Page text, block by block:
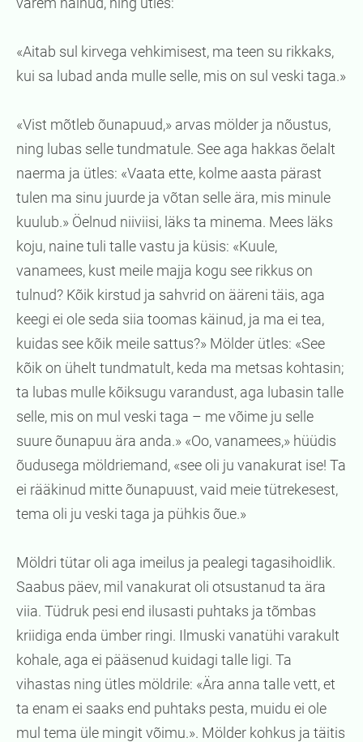
«Aitab sul kirvega vehkimisest, ma teen su rikkaks,
kui sa lubad anda mulle selle, mis on sul veski taga.»
«Vist mõtleb õunapuud,» arvas mölder ja nõustus,
ning lubas selle tundmatule. See aga hakkas õelalt
naerma ja ütles: «Vaata ette, kolme aasta pärast
tulen ma sinu juurde ja võtan selle ära, mis minule
kuulub.» Öelnud niiviisi, läks ta minema. Mees läks
koju, naine tuli talle vastu ja küsis: «Kuule,
vanamees, kust meile majja kogu see rikkus on
tulnud? Kõik kirstud ja sahvrid on ääreni täis, aga
keegi ei ole seda siia toomas käinud, ja ma ei tea,
kuidas see kõik meile sattus?» Mölder ütles: «See
kõik on ühelt tundmatult, keda ma metsas kohtasin;
ta lubas mulle kõiksugu varandust, aga lubasin talle
selle, mis on mul veski taga – me võime ju selle
suure õunapuu ära anda.» «Oo, vanamees,» hüüdis
õudusega möldriemand, «see oli ju vanakurat ise! Ta
ei rääkinud mitte õunapuust, vaid meie tütrekesest,
tema oli ju veski taga ja pühkis õue.»
Möldri tütar oli aga imeilus ja pealegi tagasihoidlik.
Saabus päev, mil vanakurat oli otsustanud ta ära
viia. Tüdruk pesi end ilusasti puhtaks ja tõmbas
kriidiga enda ümber ringi. Ilmuski vanatühi varakult
kohale, aga ei pääsenud kuidagi talle ligi. Ta
vihastas ning ütles möldrile: «Ära anna talle vett, et
ta enam ei saaks end puhtaks pesta, muidu ei ole
mul tema üle mingit võimu.». Mölder kohkus ja täitis